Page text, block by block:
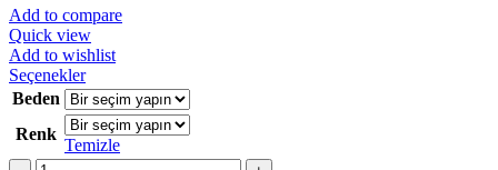
Add to compare
Quick view
Add to wishlist
SeçeneklerBu
ürünün
birden
fazla
varyasyonu
Beden
Renk
Temizle